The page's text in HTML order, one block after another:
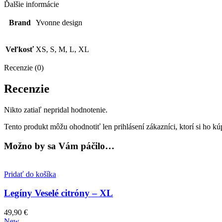
Ďalšie informácie
Brand Yvonne design
Veľkosť XS, S, M, L, XL
Recenzie (0)
Recenzie
Nikto zatiaľ nepridal hodnotenie.
Tento produkt môžu ohodnotiť len prihlásení zákazníci, ktorí si ho
Možno by sa Vám páčilo…
Pridať do košíka
Legíny Veselé citróny – XL
49,90 €